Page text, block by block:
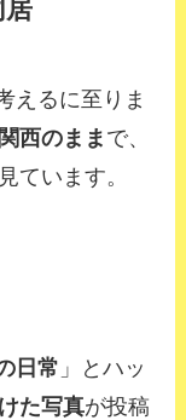
居
えるに至りま
西のまま で、
ています。
日常 」とハッ
た写真が投稿